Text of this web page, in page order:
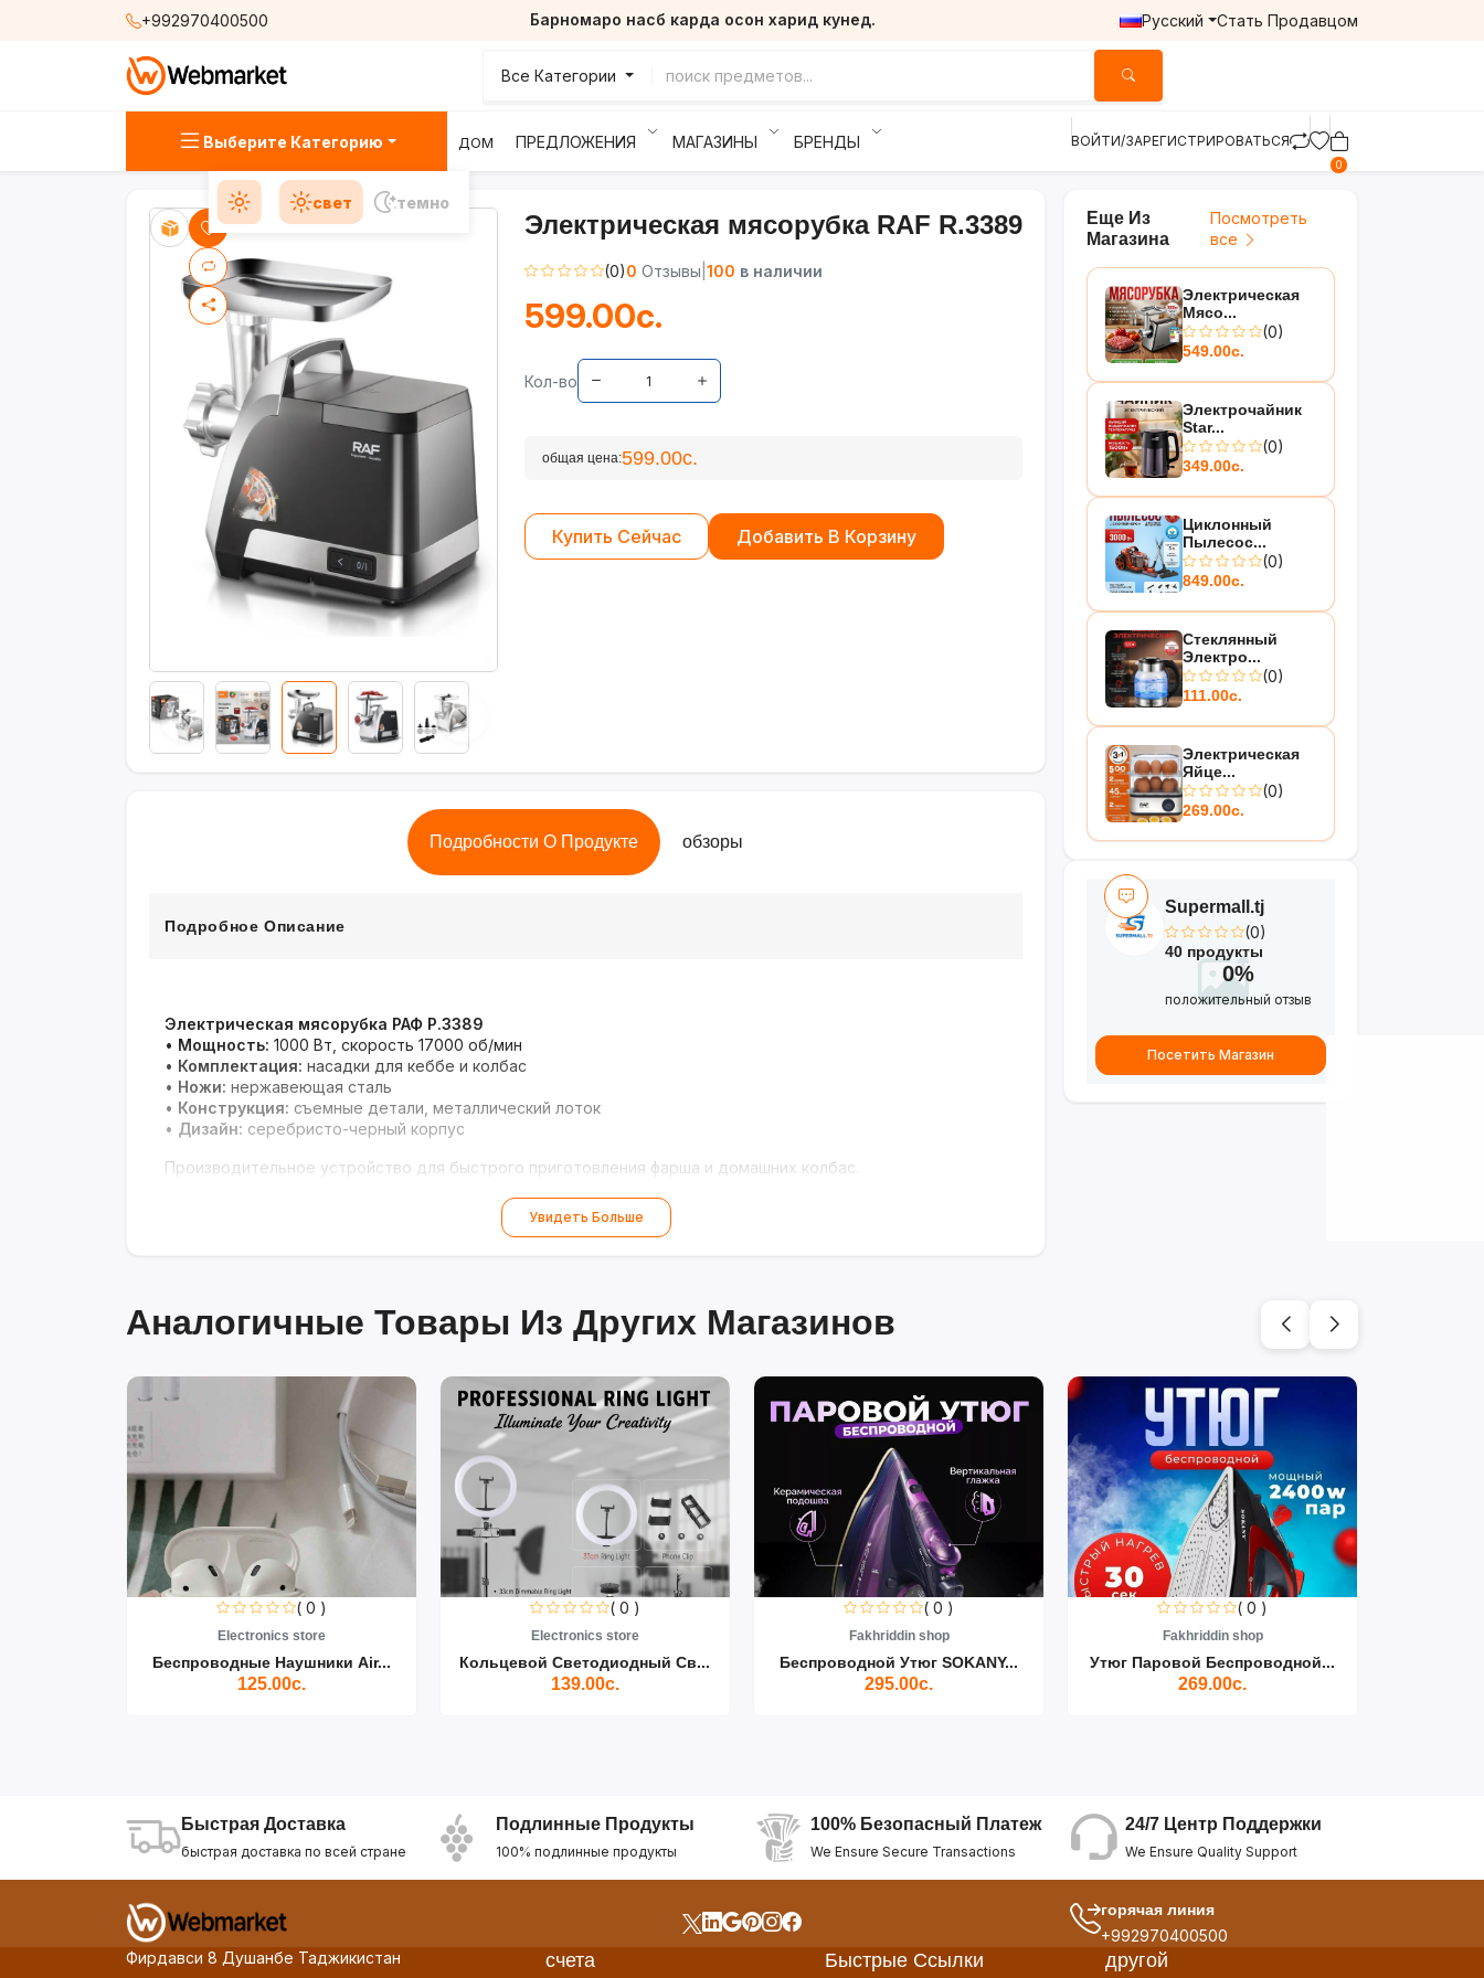
+992970400500 Барномаро насб карда осон харид кунед. Русский Стать Продавцом
Все Категории
Выберите Категорию ДОМ ПРЕДЛОЖЕНИЯ МАГАЗИНЫ БРЕНДЫ ВОЙТИ/ЗАРЕГИСТРИРОВАТЬСЯ
0
свет темно
Электрическая мясорубка RAF R.3389
(0)0 Отзывы 100 в наличии
599.00с.
Кол-во
общая цена:599.00с.
Купить Сейчас Добавить В Корзину
Подробности О Продукте обзоры
Подробное Описание
Электрическая мясорубка РАФ P.3389
• Мощность: 1000 Вт, скорость 17000 об/мин
• Комплектация: насадки для кеббе и колбас
• Ножи: нержавеющая сталь
• Конструкция: съемные детали, металлический лоток
• Дизайн: серебристо-черный корпус
Производительное устройство для быстрого приготовления фарша и домашних колбас.
Увидеть Больше
Еще Из
Магазина
Посмотреть
все
Электрическая
Мясо...
(0)
549.00с.
Электрочайник
Star...
(0)
349.00с.
Циклонный
Пылесос...
(0)
849.00с.
Стеклянный
Электро...
(0)
111.00с.
Электрическая
Яйце...
(0)
269.00с.
Supermall.tj
(0)
40 продукты
0%
положительный отзыв
Посетить Магазин
Аналогичные Товары Из Других Магазинов
( 0 )
Electronics store
Беспроводные Наушники Air...
125.00с.
( 0 )
Electronics store
Кольцевой Светодиодный Св...
139.00с.
( 0 )
Fakhriddin shop
Беспроводной Утюг SOKANY...
295.00с.
( 0 )
Fakhriddin shop
Утюг Паровой Беспроводной...
269.00с.
Быстрая Доставка
быстрая доставка по всей стране
Подлинные Продукты
100% подлинные продукты
100% Безопасный Платеж
We Ensure Secure Transactions
24/7 Центр Поддержки
We Ensure Quality Support
горячая линия
+992970400500
Фирдавси 8 Душанбе Таджикистан
счета Быстрые Ссылки другой